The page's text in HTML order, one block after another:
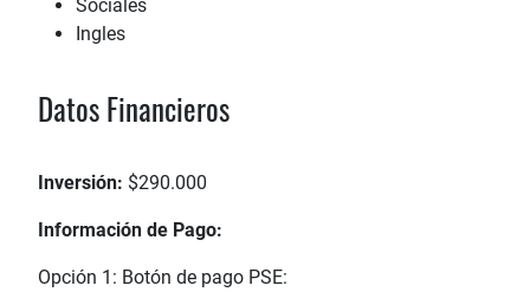
Sociales
Ingles
Datos Financieros
Inversión: $290.000
Información de Pago:
Opción 1: Botón de pago PSE: